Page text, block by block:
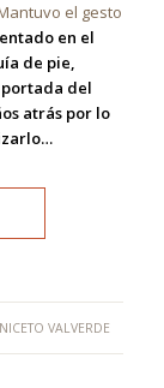
el gesto
en el
de pie,
del
atrás por lo
VALVERDE